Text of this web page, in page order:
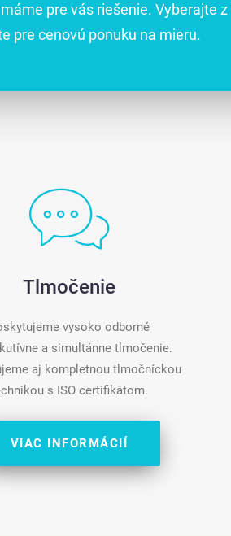
pre vás riešenie. Vyberajte
pre cenovú ponuku na mieru.
Tlmočenie
vysoko odborné
a simultánne tlmočenie.
aj kompletnou tlmočníckou
s ISO certifikátom.
VIAC INFORMÁCIÍ